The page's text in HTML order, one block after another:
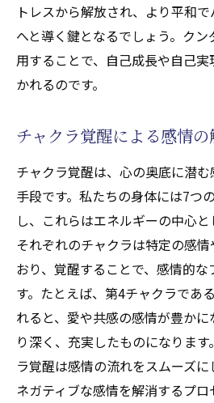
トレスから解放され、より平和
へと導く鍵となるでしょう。ク
用することで、自己成長や自己
かれるのです。
チャクラ覚醒による感情
チャクラ覚醒は、心の奥底に潜
手段です。私たちの身体には7つ
し、これらはエネルギーの中心と
それぞれのチャクラは特定の感
おり、覚醒することで、感情的
す。たとえば、第4チャクラであ
れると、愛や共感の感情が豊か
り深く、充実したものになりま
ラ覚醒は感情の流れをスムーズ
ネガティブな感情を解消するプ